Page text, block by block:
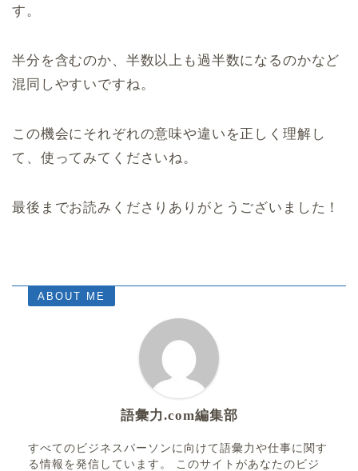
す。
半分を含むのか、半数以上も過半数になるのかなど
混同しやすいですね。
この機会にそれぞれの意味や違いを正しく理解し
て、使ってみてくださいね。
最後までお読みくださりありがとうございました！
ABOUT ME
語彙力.com編集部
すべてのビジネスパーソンに向けて語彙力や仕事に関す
る情報を発信しています。 このサイトがあなたのビジ